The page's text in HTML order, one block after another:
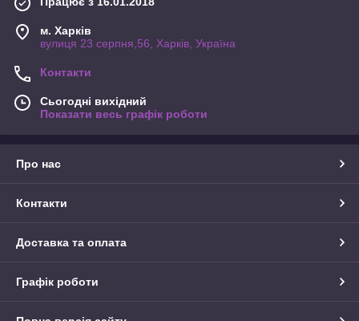
м. Харків
вулиця 23 серпня,56, Харків, Україна
Контакти
Сьогодні вихідний
Показати весь графік роботи
Про нас
Контакти
Доставка та оплата
Графік роботи